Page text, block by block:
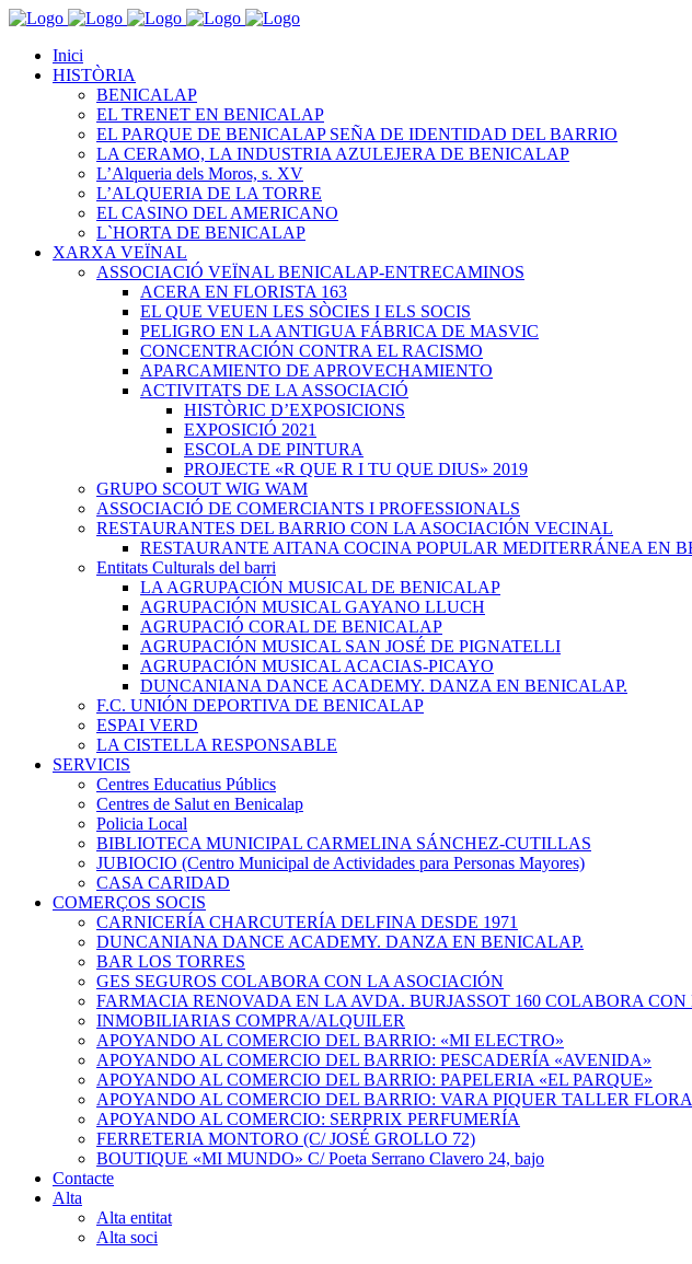
Inici
HISTÒRIA
BENICALAP
EL TRENET EN BENICALAP
EL PARQUE DE BENICALAP SEÑA DE IDENTIDAD DEL BARRIO
LA CERAMO, LA INDUSTRIA AZULEJERA DE BENICALAP
L’Alqueria dels Moros, s. XV
L’ALQUERIA DE LA TORRE
EL CASINO DEL AMERICANO
L`HORTA DE BENICALAP
XARXA VEÏNAL
ASSOCIACIÓ VEÏNAL BENICALAP-ENTRECAMINOS
ACERA EN FLORISTA 163
EL QUE VEUEN LES SÒCIES I ELS SOCIS
PELIGRO EN LA ANTIGUA FÁBRICA DE MASVIC
CONCENTRACIÓN CONTRA EL RACISMO
APARCAMIENTO DE APROVECHAMIENTO
ACTIVITATS DE LA ASSOCIACIÓ
HISTÒRIC D’EXPOSICIONS
EXPOSICIÓ 2021
ESCOLA DE PINTURA
PROJECTE «R QUE R I TU QUE DIUS» 2019
GRUPO SCOUT WIG WAM
ASSOCIACIÓ DE COMERCIANTS I PROFESSIONALS
RESTAURANTES DEL BARRIO CON LA ASOCIACIÓN VECINAL
RESTAURANTE AITANA COCINA POPULAR MEDITERRÁNEA EN
Entitats Culturals del barri
LA AGRUPACIÓN MUSICAL DE BENICALAP
AGRUPACIÓN MUSICAL GAYANO LLUCH
AGRUPACIÓ CORAL DE BENICALAP
AGRUPACIÓN MUSICAL SAN JOSÉ DE PIGNATELLI
AGRUPACIÓN MUSICAL ACACIAS-PICAYO
DUNCANIANA DANCE ACADEMY. DANZA EN BENICALAP.
F.C. UNIÓN DEPORTIVA DE BENICALAP
ESPAI VERD
LA CISTELLA RESPONSABLE
SERVICIS
Centres Educatius Públics
Centres de Salut en Benicalap
Policia Local
BIBLIOTECA MUNICIPAL CARMELINA SÁNCHEZ-CUTILLAS
JUBIOCIO (Centro Municipal de Actividades para Personas Mayores)
CASA CARIDAD
COMERÇOS SOCIS
CARNICERÍA CHARCUTERÍA DELFINA DESDE 1971
DUNCANIANA DANCE ACADEMY. DANZA EN BENICALAP.
BAR LOS TORRES
GES SEGUROS COLABORA CON LA ASOCIACIÓN
FARMACIA RENOVADA EN LA AVDA. BURJASSOT 160 COLABORA
INMOBILIARIAS COMPRA/ALQUILER
APOYANDO AL COMERCIO DEL BARRIO: «MI ELECTRO»
APOYANDO AL COMERCIO DEL BARRIO: PESCADERÍA «AVENIDA»
APOYANDO AL COMERCIO DEL BARRIO: PAPELERIA «EL PARQUE»
APOYANDO AL COMERCIO DEL BARRIO: VARA PIQUER TALLER
APOYANDO AL COMERCIO: SERPRIX PERFUMERÍA
FERRETERIA MONTORO (C/ JOSÉ GROLLO 72)
BOUTIQUE «MI MUNDO» C/ Poeta Serrano Clavero 24, bajo
Contacte
Alta
Alta entitat
Alta soci